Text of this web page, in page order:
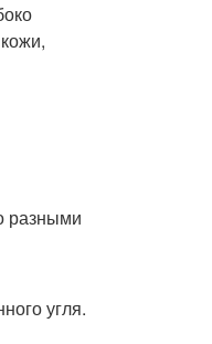
разными
угля.